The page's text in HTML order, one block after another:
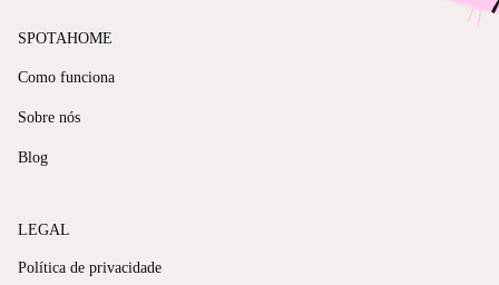
SPOTAHOME
Como funciona
Sobre nós
Blog
LEGAL
Política de privacidade